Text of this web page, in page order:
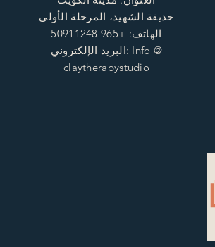
حديقة الشهيد، المرحلة الأولى
الهاتف: +965 50911248
البريد الإلكتروني: Info @
claytherapystudio